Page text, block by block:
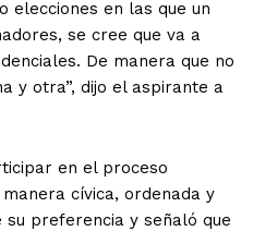
elecciones en las que un
se cree que va a
De manera que no
y otra”, dijo el aspirante a
en el proceso
cívica, ordenada y
preferencia y señaló que